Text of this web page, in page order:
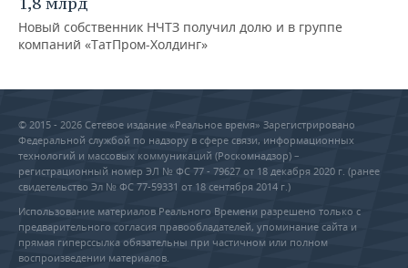
Новый собственник НЧТЗ получил долю и в группе
компаний «ТатПром-Холдинг»
© 2015 - 2026 Сетевое издание «Реальное время» Зарегистрировано
Федеральной службой по надзору в сфере связи, информационных
технологий и массовых коммуникаций (Роскомнадзор) –
регистрационный номер ЭЛ № ФС 77 - 79627 от 18 декабря 2020 г. (ранее
свидетельство Эл № ФС 77-59331 от 18 сентября 2014 г.)
Использование материалов Реального Времени разрешено только с
предварительного согласия правообладателей, упоминание сайта и
прямая гиперссылка обязательны при частичном или полном
воспроизведении материалов.